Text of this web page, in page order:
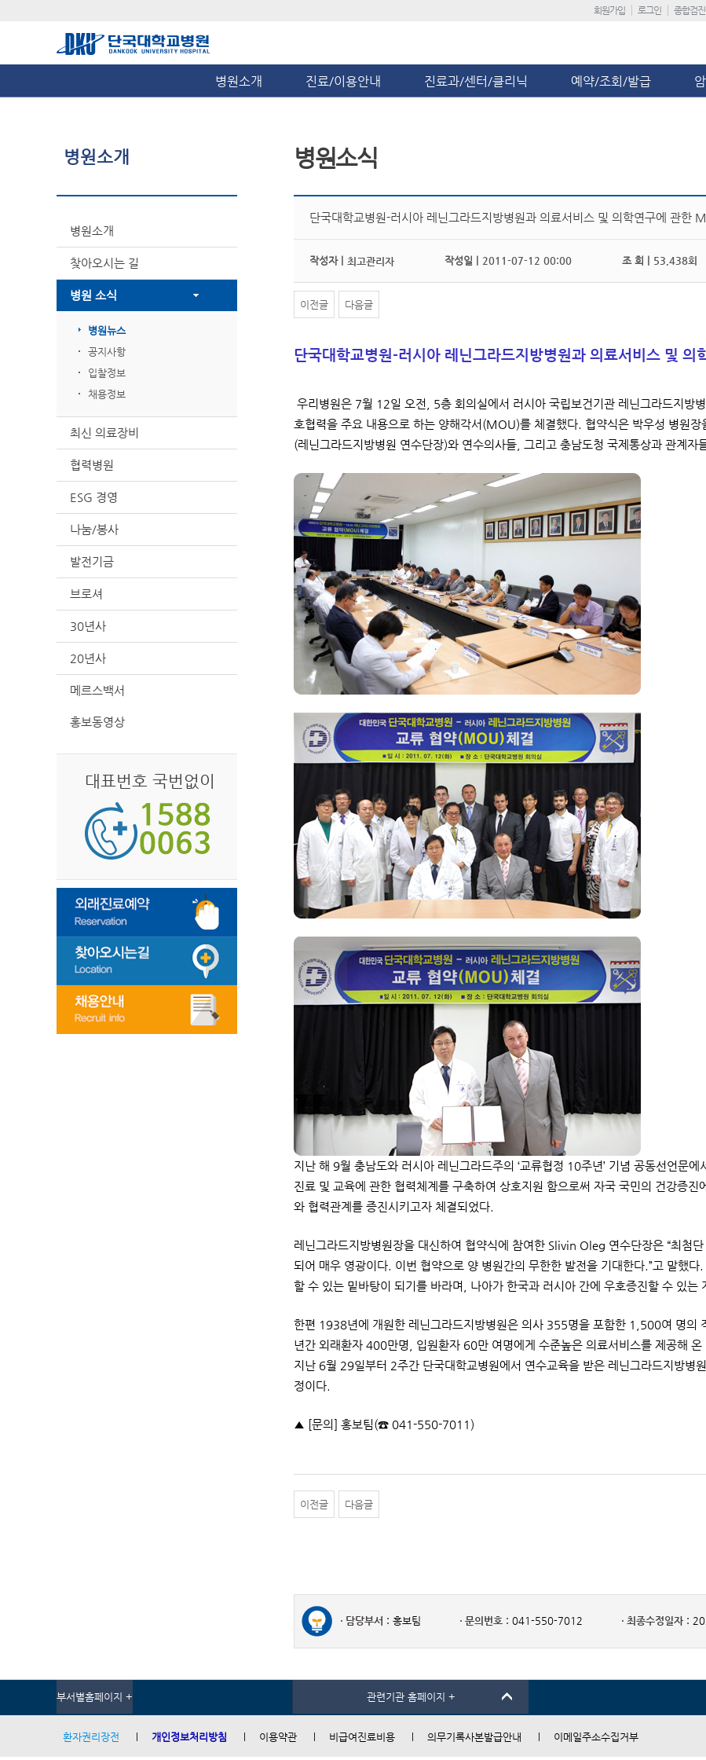
회원가입 로그인 종합검
병원소개 진료/이용안내 진료과/센터/클리닉 예약/조회/발급
병원소개
병원소개
찾아오시는 길
병원 소식
병원뉴스
공지사항
입찰정보
채용정보
최신 의료장비
협력병원
ESG 경영
나눔/봉사
발전기금
브로셔
30년사
20년사
메르스백서
홍보동영상
대표번호 국번없이
병원소식
단국대학교병원-러시아 레닌그라드지방병원과 의료서비스 및 의학연구에 관한
작성자 | 최고관리자 작성일 | 2011-07-12 00:00 조 회 | 53,438회
이전글 다음글
단국대학교병원-러시아 레닌그라드지방병원과 의료서비스 및 의
우리병원은 7월 12일 오전, 5층 회의실에서 러시아 국립보건기관 레닌그라드지방
호협력을 주요 내용으로 하는 양해각서(MOU)를 체결했다. 협약식은 박우성 병원
(레닌그라드지방병원 연수단장)와 연수의사들, 그리고 충남도청 국제통상과 관계자
지난 해 9월 충남도와 러시아 레닌그라드주의 ‘교류협정 10주년’ 기념 공동선언문
진료 및 교육에 관한 협력체계를 구축하여 상호지원 함으로써 자국 국민의 건강증
와 협력관계를 증진시키고자 체결되었다.
레닌그라드지방병원장을 대신하여 협약식에 참여한 Slivin Oleg 연수단장은 “최첨
되어 매우 영광이다. 이번 협약으로 양 병원간의 무한한 발전을 기대한다.”고 말했
할 수 있는 밑바탕이 되기를 바라며, 나아가 한국과 러시아 간에 우호증진할 수 있는
한편 1938년에 개원한 레닌그라드지방병원은 의사 355명을 포함한 1,500여 명의
년간 외래환자 400만명, 입원환자 60만 여명에게 수준높은 의료서비스를 제공해
지난 6월 29일부터 2주간 단국대학교병원에서 연수교육을 받은 레닌그라드지방병
정이다.
▲ [문의] 홍보팀(☎ 041-550-7011)
이전글 다음글
담당부서 : 홍보팀 문의번호 : 041-550-7012 최종수정일자 :
부서별홈페이지 + 관련기관 홈페이지 +
환자권리장전 개인정보처리방침 이용약관 비급여진료비용 의무기록사본발급안내 이메일주소수집거부